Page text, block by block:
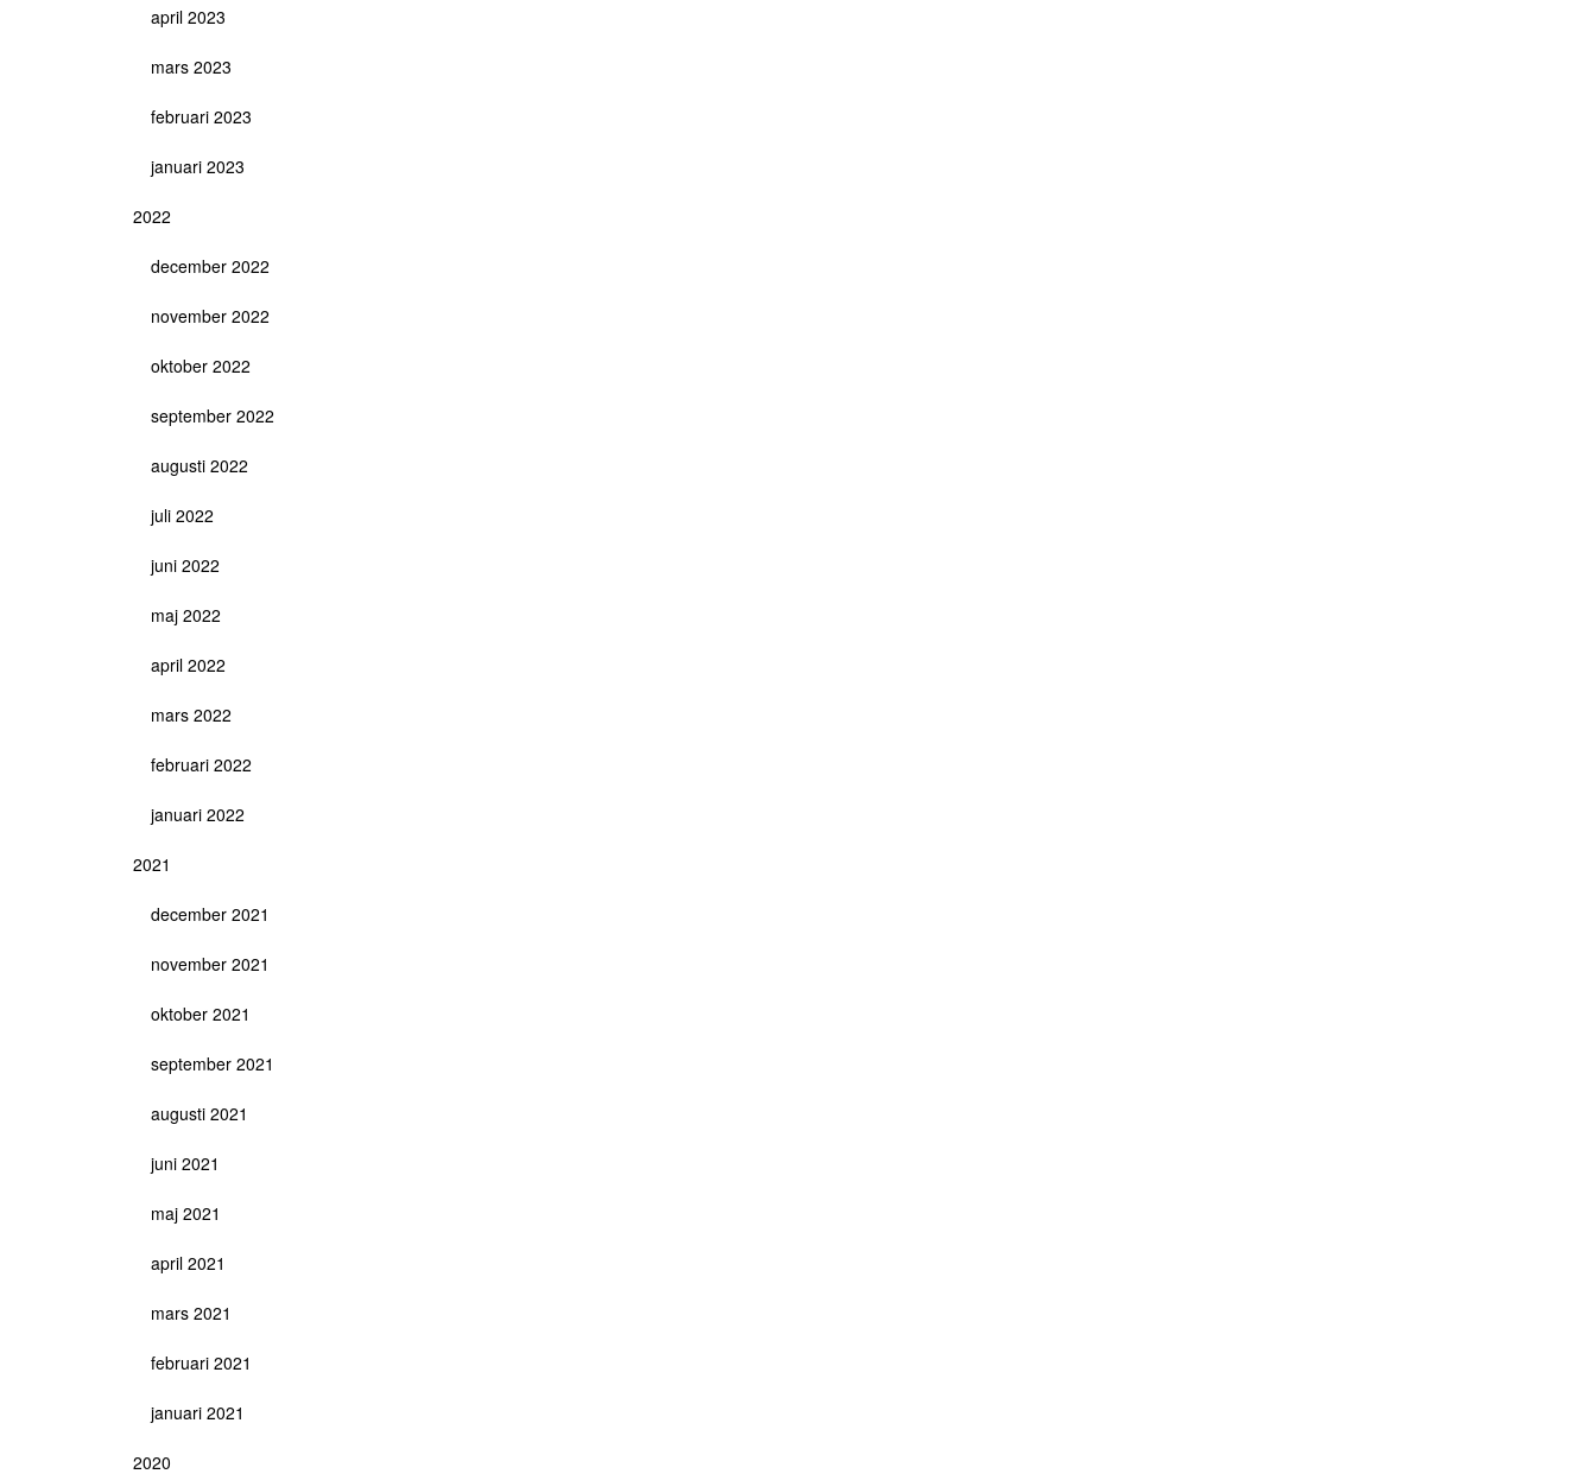
april 2023
mars 2023
februari 2023
januari 2023
2022
december 2022
november 2022
oktober 2022
september 2022
augusti 2022
juli 2022
juni 2022
maj 2022
april 2022
mars 2022
februari 2022
januari 2022
2021
december 2021
november 2021
oktober 2021
september 2021
augusti 2021
juni 2021
maj 2021
april 2021
mars 2021
februari 2021
januari 2021
2020